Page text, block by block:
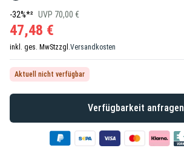
-32%*² UVP 70,00 €
47,48 €
inkl. ges. MwStzzgl.Versandkosten
Aktuell nicht verfügbar
Verfügbarkeit anfragen